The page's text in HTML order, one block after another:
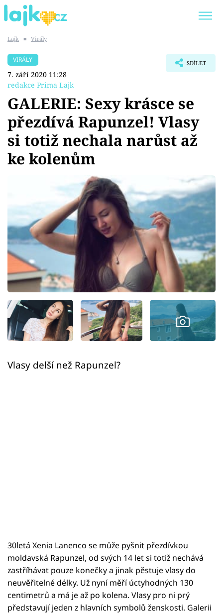
SHOPAHOLICADEL
Témata
Showbyznys
Virály
Sex a vztahy
Videa
Sledujte prima+
Přihlášení
Sledujte nás
Lajk ■ Virály
VIRÁLY
7. září 2020 11:28
redakce Prima Lajk
SDÍLET
GALERIE: Sexy krásce se
přezdívá Rapunzel! Vlasy
si totiž nechala narůst až
ke kolenům
Vlasy delší než Rapunzel?
30letá Xenia Lanenco se může pyšnit přezdívkou
moldavská Rapunzel, od svých 14 let si totiž nechává
zastříhávat pouze konečky a jinak pěstuje vlasy do
neuvěřitelné délky. Už nyní měří úctyhodných 130
centimetrů a má je až po kolena. Vlasy pro ni prý
představují jeden z hlavních symbolů ženskosti. Galerii